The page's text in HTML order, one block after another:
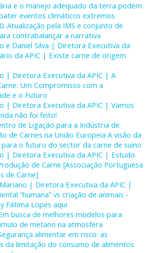
e o manejo adequado da terra podem
eventos climáticos extremos
Atualização pela IMS e conjunto de
contrabalançar a narrativa
e Daniel Silva | Diretora Executiva da
da APIC | Existe carne de origem
| Diretora Executiva da APIC | A
Um Compromisso com a
e o Futuro
| Diretora Executiva da APIC | Vamos
não foi feito!
de Ligação para a Indústria de
de Carnes na União Europeia A visão da
para o futuro do sector da carne de suíno
| Diretora Executiva da APIC | Estudo
de Carne [Associação Portuguesa
de Carne]
| Diretora Executiva da APIC |
“humana” vs criação de animais -
Fátima Lopes aqui
busca de melhores modelos para
de metano na atmosfera
alimentar em risco: as
da limitação do consumo de alimentos